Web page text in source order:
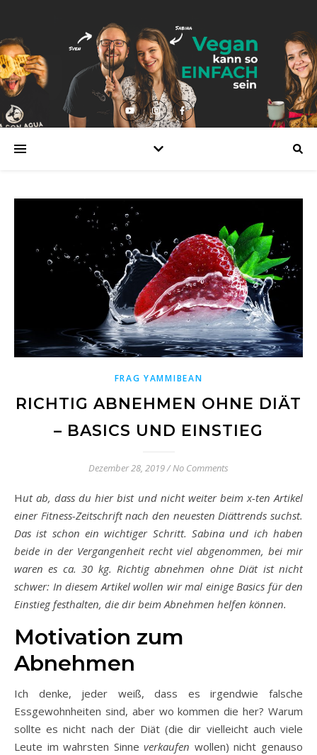
FRAG YAMMIBEAN
RICHTIG ABNEHMEN OHNE DIÄT
– BASICS UND EINSTIEG
Dezember 28, 2019/No Comments
Hut ab, dass du hier bist und nicht weiter beim x-ten Artikel
einer Fitness-Zeitschrift nach den neuesten Diättrends suchst.
Das ist schon ein wichtiger Schritt. Sabina und ich haben
beide in der Vergangenheit recht viel abgenommen, bei mir
waren es ca. 30 kg. Richtig abnehmen ohne Diät ist nicht
schwer: In diesem Artikel wollen wir mal einige Basics für den
Einstieg festhalten, die dir beim Abnehmen helfen können.
Motivation zum
Abnehmen
Ich denke, jeder weiß, dass es irgendwie falsche
Essgewohnheiten sind, aber wo kommen die her? Warum
sollte es nicht nach der Diät (die dir vielleicht auch viele
Leute im wahrsten Sinneverkaufen wollen) nicht genauso